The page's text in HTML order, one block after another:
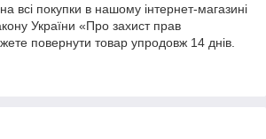
всі покупки в нашому інтернет-магазині
України «Про захист прав
повернути товар упродовж 14 днів.